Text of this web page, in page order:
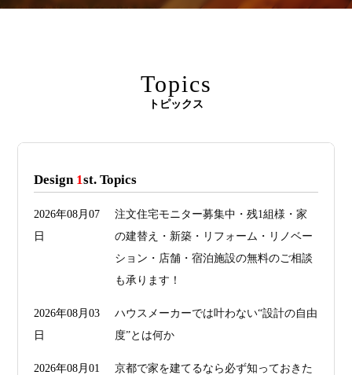
Topics
トピックス
Design 1st. Topics
2026年08月07
日
注文住宅モニター募集中・残1組様・家
の建替え・新築・リフォーム・リノベー
ション・店舗・宿泊施設の無料のご相談
も承ります！
2026年08月03
日
ハウスメーカーでは叶わない“設計の自由
度”とは何か
2026年08月01
京都で家を建てるなら必ず知っておきた